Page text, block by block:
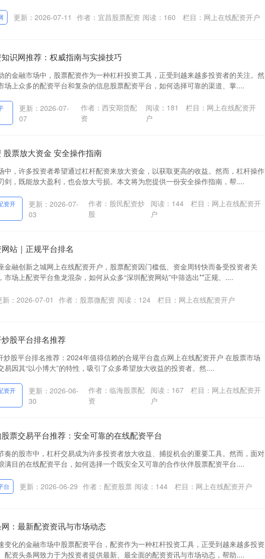
更新：2026-07-11 作者：宜昌股票配资 阅读： 160 栏目： 网上在线配资开户
识网推荐：权威指南与实操技巧
的金融市场中，股票配资作为一种杠杆投资工具，正受到越来越多投资者的关注。然
场上众多的配资平台和复杂的信息股票配资平台，如何选择可靠的渠道、掌....
更新：2026-07-
07
作者：西安期货配
资
阅读： 181 栏目： 网上在线配资开
户
股票放大资金 安全操作指南
中，许多投资者希望通过杠杆配资来放大资金，以获取更高的收益。然而，杠杆操作
剑，既能放大盈利，也会放大亏损。本文将为您提供一份安全操作指南，帮....
资开
更新：2026-07-
03
作者：股民配资炒
股
阅读： 144 栏目： 网上在线配资开
户
站｜正规平台排名
金融创新之城网上在线配资开户，股票配资因门槛低、资金周转快而备受投资者关
市场上配资平台鱼龙混杂，如何从众多“深圳配资网站”中筛选出**正规、....
新：2026-07-01 作者：股票微配资 阅读： 124 栏目： 网上在线配资开户
股平台排名推荐
炒股平台排名推荐：2024年值得信赖的合规平台盘点网上在线配资开户 在股票市场
易因其“以小博大”的特性，吸引了众多希望放大收益的投资者。然....
资开
更新：2026-06-
30
作者：临海股票配
资
阅读： 167 栏目： 网上在线配资开
户
票交易平台推荐：安全可靠的在线配资平台
奏的股市中，杠杆交易成为许多投资者放大收益、捕捉机会的重要工具。然而，面对
满目的在线配资平台，如何选择一个既安全又可靠的合作伙伴股票配资平台....
台 更新：2026-06-29 作者：配资股票 阅读： 144 栏目： 网上在线配资开户
：最新配资资讯与市场动态
变化的金融市场中股票配资平台，配资作为一种杠杆投资工具，正受到越来越多投资
配资头条网致力于为投资者提供最新、最全面的配资资讯与市场动态，帮助....